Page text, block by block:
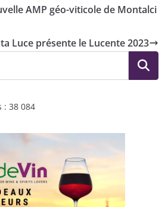
AMP géo-viticole de Montalci
Luce présente le Lucente 2023
: 38 084